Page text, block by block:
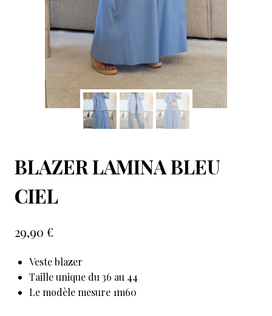
BLAZER LAMINA BLEU
CIEL
29,90 €
Veste blazer
Taille unique du 36 au 44
Le modèle mesure 1m60